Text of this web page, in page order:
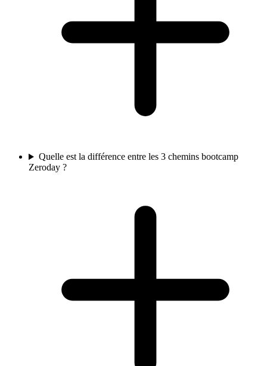
Quelle est la différence entre les 3 chemins bootcamp
Zeroday ?